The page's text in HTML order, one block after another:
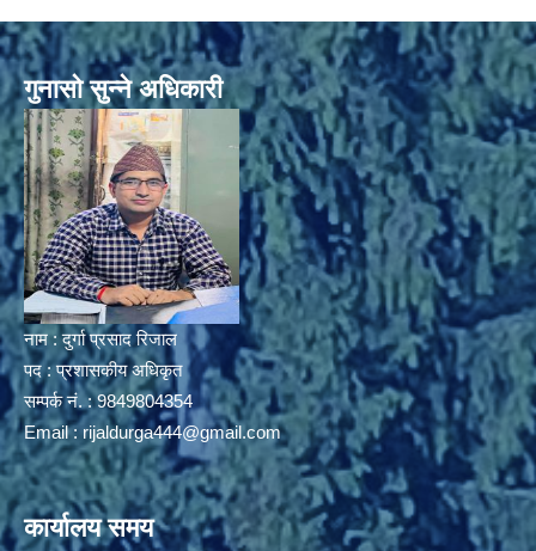
गुनासो सुन्ने अधिकारी
नाम : दुर्गा प्रसाद रिजाल
पद : प्रशासकीय अधिकृत
सम्पर्क नं. : 9849804354
Email : rijaldurga444@gmail.com
कार्यालय समय